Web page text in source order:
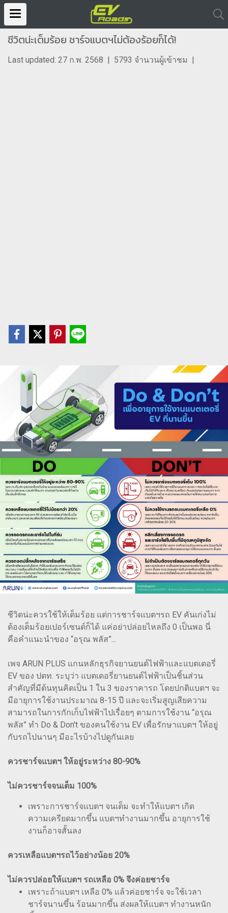
ชีวิตน่ะเต็มร้อย ชาร์จแบตฯไม่ต้องร้อยก็ได้!
Last updated: 27 ก.พ. 2568 | 5793 จำนวนผู้เข้าชม |
ชีวิตน่ะควรใช้ให้เต็มร้อย แต่การชาร์จแบตฯรถ EV คันเก่งไม่
ต้องเต็มร้อยเปอร์เซนต์ก็ได้ แค่อย่าปล่อยไหลถึง 0 เป็นพอ นี่
คือคำแนะนำของ “อรุณ พลัส”...
เพจ ARUN PLUS แกนหลักธุรกิจยานยนต์ไฟฟ้าและแบตเตอรี่
EV ของ ปตท. ระบุว่า แบตเตอรี่ยานยนต์ไฟฟ้าเป็นชิ้นส่วน
สำคัญที่มีต้นทุนคิดเป็น 1 ใน 3 ของราคารถ โดยปกติแบตฯ จะ
มีอายุการใช้งานประมาณ 8-15 ปี และจะเริ่มสูญเสียความ
สามารถในการกักเก็บไฟฟ้าไปเรื่อยๆ ตามการใช้งาน “อรุณ
พลัส” ทำ Do & Don't ของคนใช้งาน EV เพื่อรักษาแบตฯ ให้อยู่
กับรถไปนานๆ มีอะไรบ้างไปดูกันเลย
ควรชาร์จแบตฯ ให้อยู่ระหว่าง 80-90%
ไม่ควรชาร์จจนเต็ม 100%
เพราะการชาร์จแบตฯ จนเต็ม จะทำให้แบตฯ เกิด
ความเครียดมากขึ้น แบตฯทำงานมากขึ้น อายุการใช้
งานก็อาจสั้นลง
ควรเหลือแบตฯรถไว้อย่างน้อย 20%
ไม่ควรปล่อยให้แบตฯ รถเหลือ 0% จึงค่อยชาร์จ
เพราะถ้าแบตฯ เหลือ 0% แล้วค่อยชาร์จ จะใช้เวลา
ชาร์จนานขึ้น ร้อนมากขึ้น ส่งผลให้แบตฯ ทำงานหนัก